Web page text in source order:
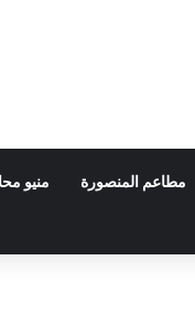
مطاعم المنصورة منيو